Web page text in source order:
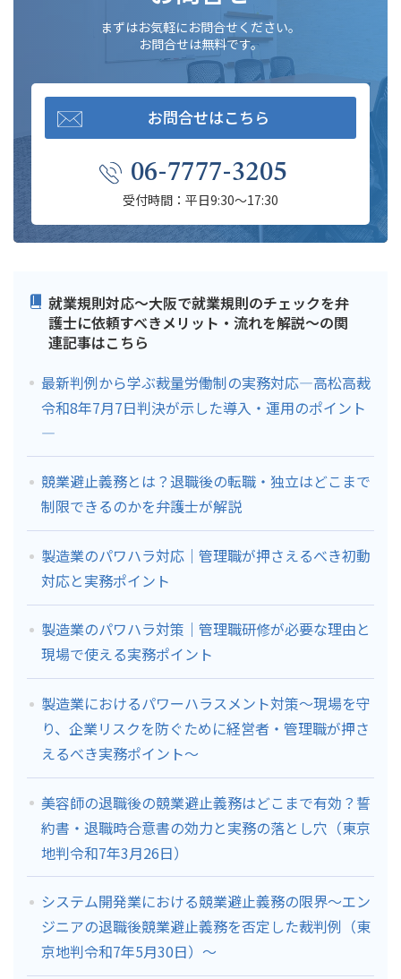
まずはお気軽にお問合せください。
お問合せは無料です。
お問合せはこちら
06-7777-3205
受付時間：平日9:30～17:30
就業規則対応～大阪で就業規則のチェックを弁
護士に依頼すべきメリット・流れを解説～の関
連記事はこちら
最新判例から学ぶ裁量労働制の実務対応―高松高裁
令和8年7月7日判決が示した導入・運用のポイント
―
競業避止義務とは？退職後の転職・独立はどこまで
制限できるのかを弁護士が解説
製造業のパワハラ対応｜管理職が押さえるべき初動
対応と実務ポイント
製造業のパワハラ対策｜管理職研修が必要な理由と
現場で使える実務ポイント
製造業におけるパワーハラスメント対策～現場を守
り、企業リスクを防ぐために経営者・管理職が押さ
えるべき実務ポイント～
美容師の退職後の競業避止義務はどこまで有効？誓
約書・退職時合意書の効力と実務の落とし穴（東京
地判令和7年3月26日）
システム開発業における競業避止義務の限界～エン
ジニアの退職後競業避止義務を否定した裁判例（東
京地判令和7年5月30日）～